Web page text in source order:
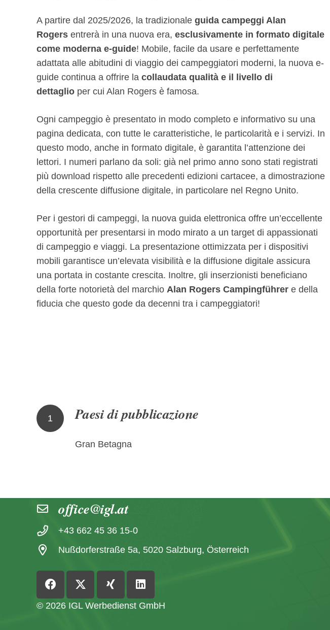
A partire dal 2025/2026, la tradizionale guida campeggi Alan
Rogers entrerà in una nuova era, esclusivamente in formato digitale
come moderna e-guide! Mobile, facile da usare e perfettamente
adattata alle abitudini di viaggio dei campeggiatori moderni, la nuova e-
guide continua a offrire la collaudata qualità e il livello di
dettaglio per cui Alan Rogers è famosa.
Ogni campeggio è presentato in modo completo e informativo su una
pagina dedicata, con tutte le caratteristiche, le particolarità e i servizi. In
questo modo, anche in formato digitale, è garantita l’attenzione dei
lettori. I numeri parlano da soli: già nel primo anno sono stati registrati
più download rispetto alle precedenti edizioni cartacee, a dimostrazione
della crescente diffusione digitale, in particolare nel Regno Unito.
Per i gestori di campeggi, la nuova guida elettronica offre un’eccellente
opportunità per presentarsi in modo mirato a un target di appassionati
di campeggio e viaggi. La presentazione ottimizzata per i dispositivi
mobili garantisce un’elevata visibilità e la diffusione digitale assicura
una portata in costante crescita. Inoltre, gli inserzionisti beneficiano
della forte notorietà del marchio Alan Rogers Campingführer e della
fiducia che questo gode da decenni tra i campeggiatori!
1 Paesi di pubblicazione
Gran Betagna
office@igl.at
+43 662 45 36 15-0
Nußdorferstraße 5a, 5020 Salzburg, Österreich
© 2026 IGL Werbedienst GmbH